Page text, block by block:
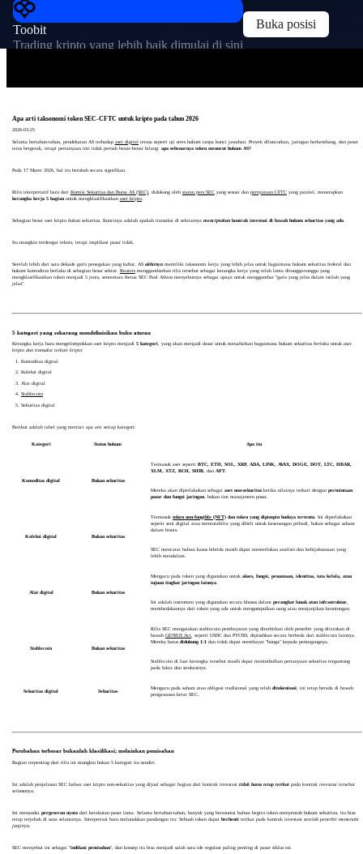
Toobit
Trading kripto yang lebih baik dimulai di sini
Buka posisi
Apa arti taksonomi token SEC-CFTC untuk kripto pada tahun 2026
2026-03-25
Selama bertahun-tahun, pendekatan AS terhadap aset digital terasa seperti uji stres hukum tanpa kunci jawaban. Proyek diluncurkan, jaringan berkembang, dan pasar
terus bergerak, tetapi pertanyaan inti tidak pernah benar-benar hilang: apa sebenarnya token menurut hukum AS?
Pada 17 Maret 2026, hal itu berubah secara signifikan.
Rilis interpretatif baru dari Komisi Sekuritas dan Bursa AS (SEC), didukung oleh siaran pers SECyang sesuai dan pernyataan CFTCyang paralel, menetapkan
kerangka kerja 5 bagian untuk mengklasifikasikan aset kripto.
Sebagian besar aset kripto bukan sekuritas. Kuncinya adalah apakah transaksi di sekitarnya menciptakankontrak investasi di bawah hukum sekuritas yang ada.
Itu mungkin terdengar teknis, tetapi implikasi pasar tidak.
Setelah lebih dari satu dekade garis penegakan yang kabur, AS akhirnyamemiliki taksonomi kerja yang lebih jelas untuk bagaimana hukum sekuritas federal dan
hukum komoditas berlaku di sebagian besar sektor. Reutersmenggambarkan rilis tersebut sebagai kerangka kerja yang telah lama ditunggu-tunggu yang
mengklasifikasikan token menjadi 5 jenis, sementara Ketua SEC Paul Atkins menyebutnya sebagai upaya untuk menggambar "garis yang jelas dalam istilah yang
jelas".
5 kategori yang sekarang mendefinisikan buku aturan
Kerangka kerja baru mengelompokkan aset kripto menjadi 5 kategori, yang akan menjadi dasar untuk menafsirkan bagaimana hukum sekuritas berlakuuntuk aset
kripto dan transaksi terkait kripto:
Komoditas digital
Koleksi digital
Alat digital
Stablecoin
Sekuritas digital
Berikut adalah tabel yang merinci apa arti setiap kategori:
Kategori Status hukum Apa itu
Komoditas digital Bukan sekuritas
Termasuk aset sepertiBTC, ETH, SOL, XRP, ADA, LINK, AVAX, DOGE, DOT, LTC, HBAR,
XLM, XTZ, BCH, SHIB , danAPT
Mereka akan diperlakukan sebagaiaset non-sekuritas ketika nilainya terkait denganpermintaan
pasar dan fungsi jaringan, bukan tim manajemen pusat.
Koleksi digital Bukan sekuritas
Termasuk token non-fungible (NFT) dan token yang dipimpin budaya tertentu . Ini diperlakukan
seperti seni digital atau memorabilia yang dibeli untuk kesenangan pribadi, bukan sebagai saham
dalam bisnis.
SEC mencatat bahwa kasus hibrida masih dapat memerlukan analisis dan kebijaksanaan yang
lebih mendalam.
Alat digital Bukan sekuritas
Mengacu pada token yang digunakan untukakses, fungsi, penamaan, identitas, tata kelola, atau
tujuan tingkat jaringan lainnya
Ini adalah instrumen yang digunakan secara khusus dalamperangkat lunak atau infrastruktur,
membedakannya dari token yang ada untuk mengumpulkan uang atau menjanjikan keuntungan.
Stablecoin Bukan sekuritas
Rilis SEC mengatakan stablecoin pembayaran yang diterbitkan oleh penerbit yang diizinkan di
bawah GENIUS Act , seperti USDC dan PYUSD, dipisahkan secara berbeda dari stablecoin lainnya.
Mereka harusdidukung 1:1 dan tidak dapat membayar "bunga" kepada pemegangnya.
Stablecoin di luar kerangka tersebut masih dapat menimbulkan pertanyaan sekuritas tergantung
pada fakta dan strukturnya.
Sekuritas digital Sekuritas
Mengacu pada saham atau obligasi tradisional yang telahditokenisasi; ini tetap berada di bawah
pengawasan ketat SEC.
Perubahan terbesar bukanlah klasifikasi; melainkan pemisahan
Bagian terpenting dari rilis ini mungkin bukan 5 kategori itu sendiri.
Ini adalah penjelasan SEC bahwa aset kripto non-sekuritas yang dijual sebagai bagian dari kontrak investasi tidak harus tetap terikat pada kontrak investasi tersebut
selamanya.
Ini menandai pergeseran nyatadari ketakutan pasar lama. Selama bertahun-tahun, banyak yang berasumsi bahwa begitu token menyentuh hukum sekuritas, itu bisa
tetap terjebak di sana selamanya. Interpretasi baru melunakkan pandangan itu: Sebuah token dapat berhentiterikat pada kontrak investasi setelah penerbit memenuhi
janjinya.
SEC menyebut ini sebagai "indikasi pemisahan", dan konsep itu bisa menjadi salah satu ide regulasi paling penting di pasar siklus ini.